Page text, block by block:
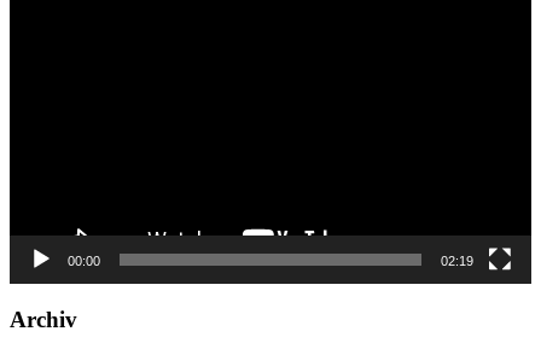
00:00 02:19
Archiv